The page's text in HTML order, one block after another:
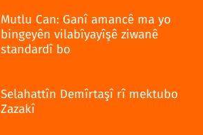
Mutlu Can: Ganî amancê ma yo
bingeyên vilabîyayîşê ziwanê
standardî bo
Selahattîn Demîrtaşî rî mektubo
Zazakî